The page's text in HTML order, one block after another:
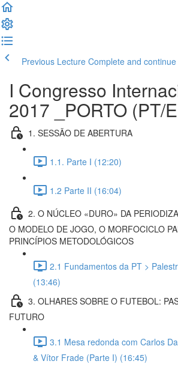
Previous Lecture Complete and continue
I Congresso
2017 _PORTO (PT/
1. SESSÃO DE ABERTURA
1.1. Parte I (12:20)
1.2 Parte II (16:04)
2. O NÚCLEO «DURO» DA
O MODELO DE JOGO, O MORFOCICLO
PRINCÍPIOS METODOLÓGICOS
2.1 Fundamentos da PT >
(13:46)
3. OLHARES SOBRE O FUTEBOL:
FUTURO
3.1 Mesa redonda com Carlos
& Vítor Frade (Parte I) (16:45)